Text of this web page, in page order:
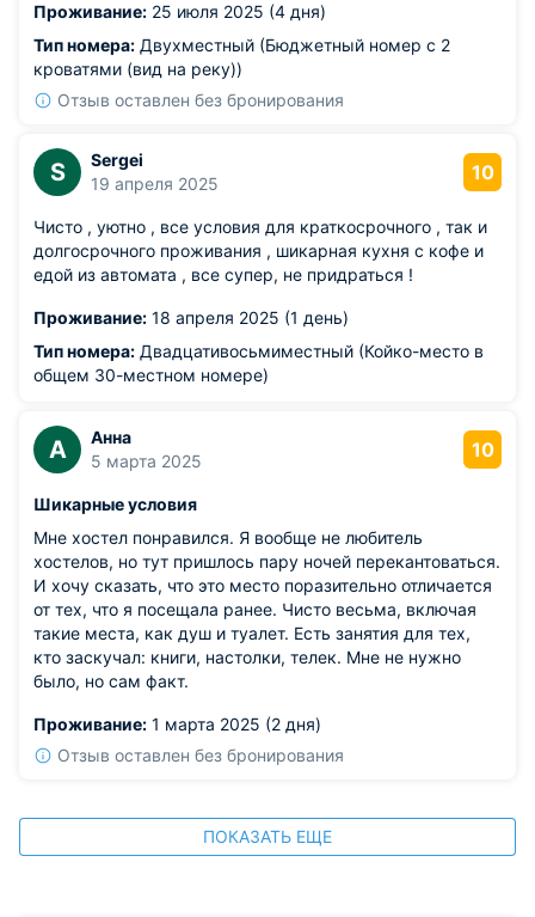
Проживание: 25 июля 2025 (4 дня)
Тип номера: Двухместный (Бюджетный номер с 2
кроватями (вид на реку))
Отзыв оставлен без бронирования
S
Sergei
19 апреля 2025
10
Чисто , уютно , все условия для краткосрочного , так и
долгосрочного проживания , шикарная кухня с кофе и
едой из автомата , все супер, не придраться !
Проживание: 18 апреля 2025 (1 день)
Тип номера: Двадцативосьмиместный (Койко-место в
общем 30-местном номере)
А
Анна
5 марта 2025
10
Шикарные условия
Мне хостел понравился. Я вообще не любитель
хостелов, но тут пришлось пару ночей перекантоваться.
И хочу сказать, что это место поразительно отличается
от тех, что я посещала ранее. Чисто весьма, включая
такие места, как душ и туалет. Есть занятия для тех,
кто заскучал: книги, настолки, телек. Мне не нужно
было, но сам факт.
Проживание: 1 марта 2025 (2 дня)
Отзыв оставлен без бронирования
ПОКАЗАТЬ ЕЩЕ